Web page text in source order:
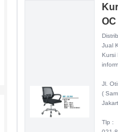
Jual
Kursi
Jl.
(
Tlp :